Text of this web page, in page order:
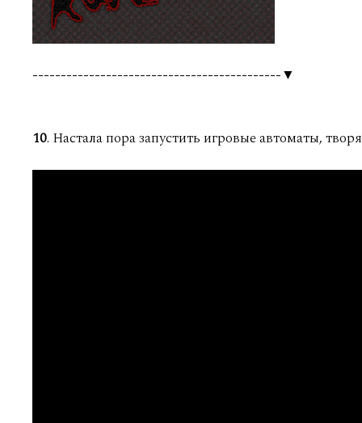
--------------------------------------------▼
10. Настала пора запустить игровые автоматы,